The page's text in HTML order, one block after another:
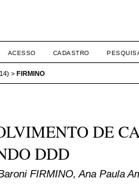
ACESSO CADASTRO
> FIRMINO
DE
DDD
FIRMINO, Ana Paula